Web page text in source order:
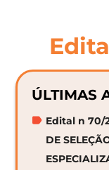
ÚLTIMAS
Edital n 70/
DE